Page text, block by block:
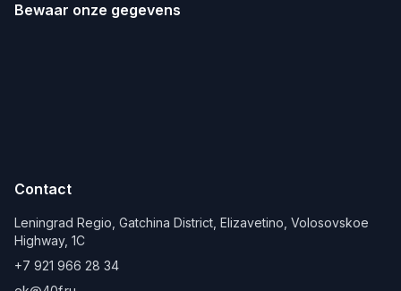
Bewaar onze gegevens
Contact
Leningrad Regio, Gatchina District, Elizavetino, Volosovskoe
Highway, 1C
+7 921 966 28 34